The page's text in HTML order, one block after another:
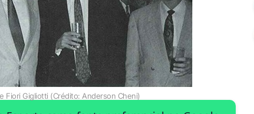
Fiori Gigliotti (Crédito: Anderson Cheni)